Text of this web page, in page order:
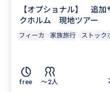
【オプショナル】 追
クホルム 現地ツアー
フィーカ 家族旅行 ストック
free 〜2人